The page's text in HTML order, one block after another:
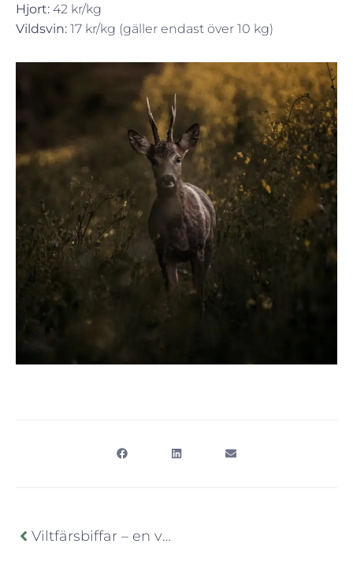
Hjort: 42 kr/kg
Vildsvin: 17 kr/kg (gäller endast över 10 kg)
Viltfärsbiffar – en vardagsfavorit hos alla